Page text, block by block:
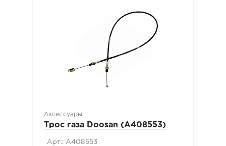
Аксессуары
Трос газа Doosan (A408553)
Арт.: A408553